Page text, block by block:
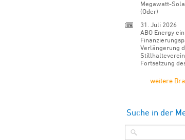
Megawatt-
(Oder)
31. Juli 2026
ABO Energy
Verlängerung
Fortsetzung
weitere
Suche in der